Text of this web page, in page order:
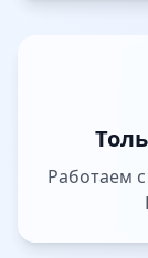
Работаем